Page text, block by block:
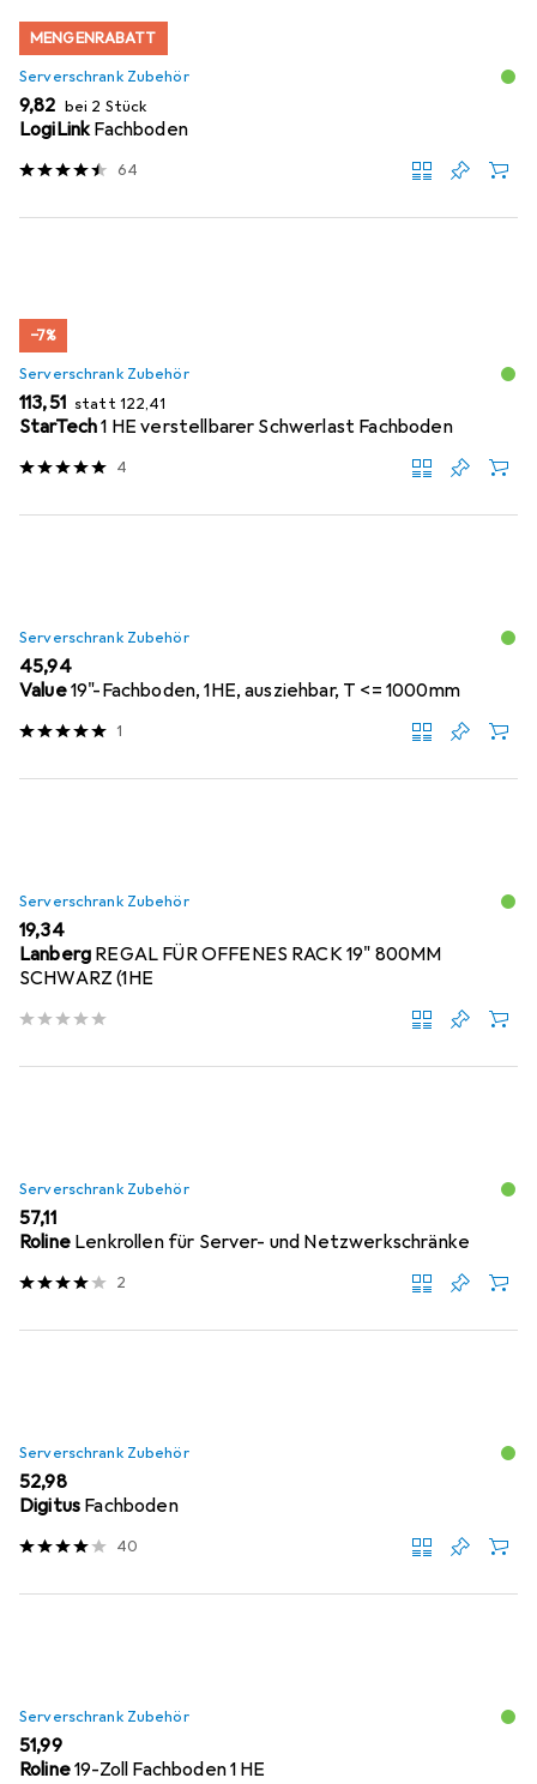
MENGENRABATT
Serverschrank Zubehör
EUR
9,82 bei 2 Stück
LogiLinkFachboden
64
−7%
Serverschrank Zubehör
EUR
113,51 statt EUR
122,41
StarTech1 HE verstellbarer Schwerlast Fachboden
4
Serverschrank Zubehör
EUR
45,94
Value19"-Fachboden, 1HE, ausziehbar, T <= 1000mm
1
Serverschrank Zubehör
EUR
19,34
Lanberg REGAL FÜR OFFENES RACK 19" 800MM
SCHWARZ (1HE
Serverschrank Zubehör
EUR
57,11
Roline Lenkrollen für Server- und Netzwerkschränke
2
Serverschrank Zubehör
EUR
52,98
Digitus Fachboden
40
Serverschrank Zubehör
EUR
51,99
Roline19-Zoll Fachboden 1 HE